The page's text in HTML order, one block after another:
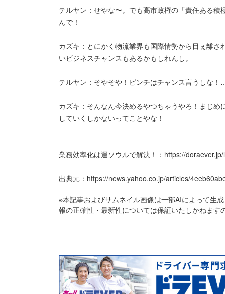
テルヤン：せやな〜。でも高市政権の「責任ある
んで！
カズキ：とにかく物流業界も国際情勢から目ぇ離
いビジネスチャンスもあるかもしれんし。
テルヤン：そやそや！ピンチはチャンス言うしな
カズキ：そんなん今決めるやつちゃうやろ！まじ
していくしかないってことやな！
業務効率化は運ソウルで解決！： https://
出典元： https://news.yahoo.co.jp/articles/
※本記事およびサムネイル画像は一部AIによって生
報の正確性・最新性については保証いたしかねま